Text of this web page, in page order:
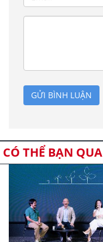
GỬI BÌNH LUẬN
CÓ THỂ BẠN